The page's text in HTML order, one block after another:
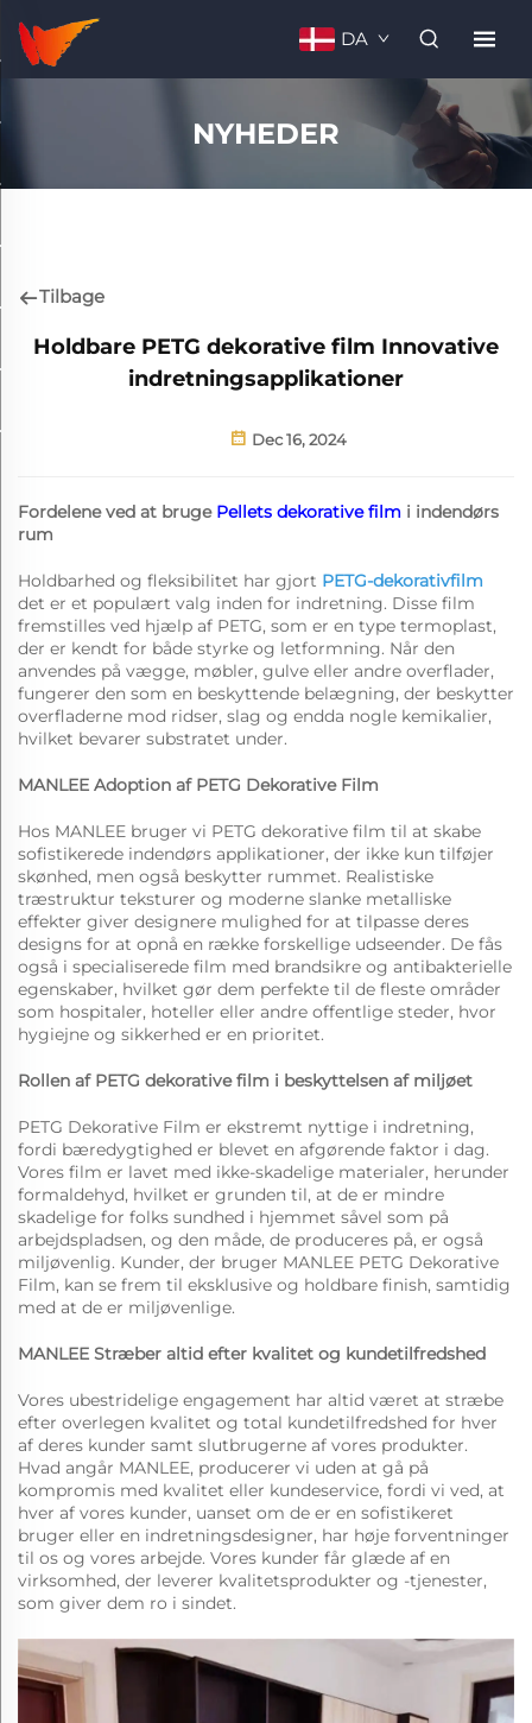
DA
NYHEDER
Tilbage
Holdbare PETG dekorative film Innovative
indretningsapplikationer
Dec 16, 2024
Fordelene ved at bruge Pellets dekorative film i indendørs
rum
Holdbarhed og fleksibilitet har gjort PETG-dekorativfilm
det er et populært valg inden for indretning. Disse film
fremstilles ved hjælp af PETG, som er en type termoplast,
der er kendt for både styrke og letformning. Når den
anvendes på vægge, møbler, gulve eller andre overflader,
fungerer den som en beskyttende belægning, der beskytter
overfladerne mod ridser, slag og endda nogle kemikalier,
hvilket bevarer substratet under.
MANLEE Adoption af PETG Dekorative Film
Hos MANLEE bruger vi PETG dekorative film til at skabe
sofistikerede indendørs applikationer, der ikke kun tilføjer
skønhed, men også beskytter rummet. Realistiske
træstruktur teksturer og moderne slanke metalliske
effekter giver designere mulighed for at tilpasse deres
designs for at opnå en række forskellige udseender. De fås
også i specialiserede film med brandsikre og antibakterielle
egenskaber, hvilket gør dem perfekte til de fleste områder
som hospitaler, hoteller eller andre offentlige steder, hvor
hygiejne og sikkerhed er en prioritet.
Rollen af PETG dekorative film i beskyttelsen af miljøet
PETG Dekorative Film er ekstremt nyttige i indretning,
fordi bæredygtighed er blevet en afgørende faktor i dag.
Vores film er lavet med ikke-skadelige materialer, herunder
formaldehyd, hvilket er grunden til, at de er mindre
skadelige for folks sundhed i hjemmet såvel som på
arbejdspladsen, og den måde, de produceres på, er også
miljøvenlig. Kunder, der bruger MANLEE PETG Dekorative
Film, kan se frem til eksklusive og holdbare finish, samtidig
med at de er miljøvenlige.
MANLEE Stræber altid efter kvalitet og kundetilfredshed
Vores ubestridelige engagement har altid været at stræbe
efter overlegen kvalitet og total kundetilfredshed for hver
af deres kunder samt slutbrugerne af vores produkter.
Hvad angår MANLEE, producerer vi uden at gå på
kompromis med kvalitet eller kundeservice, fordi vi ved, at
hver af vores kunder, uanset om de er en sofistikeret
bruger eller en indretningsdesigner, har høje forventninger
til os og vores arbejde. Vores kunder får glæde af en
virksomhed, der leverer kvalitetsprodukter og -tjenester,
som giver dem ro i sindet.